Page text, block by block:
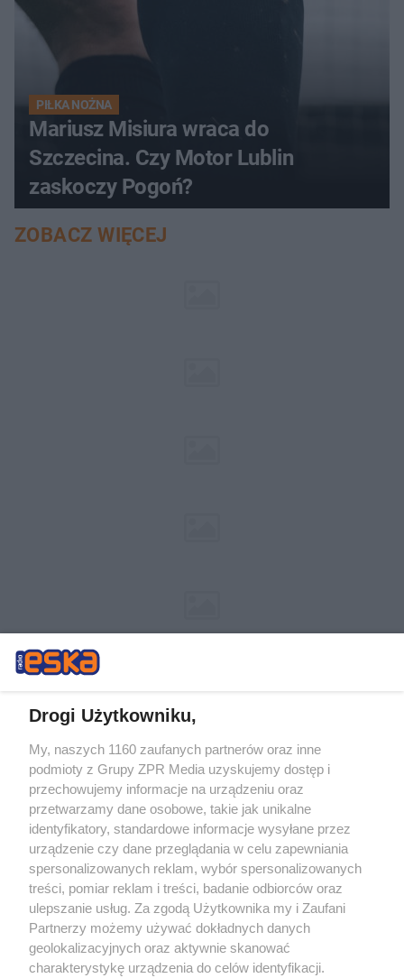
PIŁKA NOŻNA
Mariusz Misiura wraca do
Szczecina. Czy Motor Lublin
zaskoczy Pogoń?
ZOBACZ WIĘCEJ
Żaden utwór zamieszczony w serwisie nie może być powielany i
rozpowszechniany lub dalej rozpowszechniany w jakikolwiek sposób (w
tym także elektroniczny lub mechaniczny) na jakimkolwiek polu
eksploatacji w jakiejkolwiek formie, włącznie z umieszczaniem w
Internecie bez pisemnej zgody właściciela praw. Jakiekolwiek użycie lub
wykorzystanie utworów w całości lub w części z naruszeniem prawa,
tzn. bez właściwej zgody, jest zabronione pod groźbą kary i może być
ścigane prawnie.
Drogi Użytkowniku,
My, naszych 1160 zaufanych partnerów oraz inne
podmioty z Grupy ZPR Media uzyskujemy dostęp i
przechowujemy informacje na urządzeniu oraz
przetwarzamy dane osobowe, takie jak unikalne
identyfikatory, standardowe informacje wysyłane przez
urządzenie czy dane przeglądania w celu zapewniania
spersonalizowanych reklam, wybór spersonalizowanych
treści, pomiar reklam i treści, badanie odbiorców oraz
ulepszanie usług. Za zgodą Użytkownika my i Zaufani
Partnerzy możemy używać dokładnych danych
geolokalizacyjnych oraz aktywnie skanować
charakterystykę urządzenia do celów identyfikacji.